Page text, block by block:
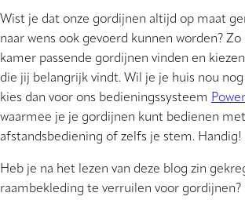
Wist je dat onze gordijnen altijd op maat
naar wens ook gevoerd kunnen worden?
kamer passende gordijnen vinden en
die jij belangrijk vindt. Wil je je huis nou
kies dan voor ons bedieningssysteem
waarmee je je gordijnen kunt bedienen
afstandsbediening of zelfs je stem. Handig!
Heb je na het lezen van deze blog zin
raambekleding te verruilen voor gordijnen?